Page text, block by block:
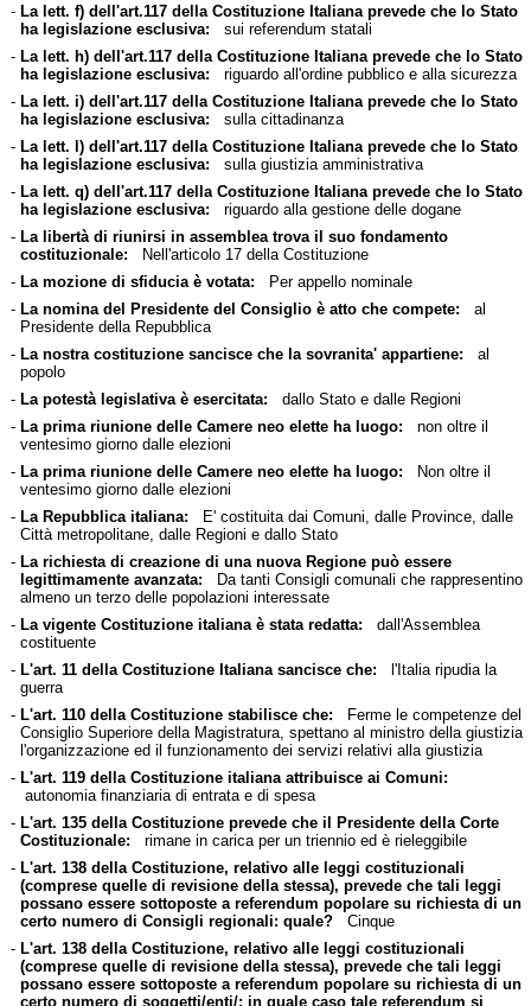
- La lett. f) dell'art.117 della Costituzione Italiana prevede che lo Stato
ha legislazione esclusiva: sui referendum statali
- La lett. h) dell'art.117 della Costituzione Italiana prevede che lo Stato
ha legislazione esclusiva: riguardo all'ordine pubblico e alla sicurezza
- La lett. i) dell'art.117 della Costituzione Italiana prevede che lo Stato
ha legislazione esclusiva: sulla cittadinanza
- La lett. l) dell'art.117 della Costituzione Italiana prevede che lo Stato
ha legislazione esclusiva: sulla giustizia amministrativa
- La lett. q) dell'art.117 della Costituzione Italiana prevede che lo Stato
ha legislazione esclusiva: riguardo alla gestione delle dogane
- La libertà di riunirsi in assemblea trova il suo fondamento
costituzionale: Nell'articolo 17 della Costituzione
- La mozione di sfiducia è votata: Per appello nominale
- La nomina del Presidente del Consiglio è atto che compete: al
Presidente della Repubblica
- La nostra costituzione sancisce che la sovranita' appartiene: al
popolo
- La potestà legislativa è esercitata: dallo Stato e dalle Regioni
- La prima riunione delle Camere neo elette ha luogo: non oltre il
ventesimo giorno dalle elezioni
- La prima riunione delle Camere neo elette ha luogo: Non oltre il
ventesimo giorno dalle elezioni
- La Repubblica italiana: E' costituita dai Comuni, dalle Province, dalle
Città metropolitane, dalle Regioni e dallo Stato
- La richiesta di creazione di una nuova Regione può essere
legittimamente avanzata: Da tanti Consigli comunali che rappresentino
almeno un terzo delle popolazioni interessate
- La vigente Costituzione italiana è stata redatta: dall'Assemblea
costituente
- L'art. 11 della Costituzione Italiana sancisce che: l'Italia ripudia la
guerra
- L'art. 110 della Costituzione stabilisce che: Ferme le competenze del
Consiglio Superiore della Magistratura, spettano al ministro della giustizia
l'organizzazione ed il funzionamento dei servizi relativi alla giustizia
- L'art. 119 della Costituzione italiana attribuisce ai Comuni:
autonomia finanziaria di entrata e di spesa
- L'art. 135 della Costituzione prevede che il Presidente della Corte
Costituzionale: rimane in carica per un triennio ed è rieleggibile
- L'art. 138 della Costituzione, relativo alle leggi costituzionali
(comprese quelle di revisione della stessa), prevede che tali leggi
possano essere sottoposte a referendum popolare su richiesta di un
certo numero di Consigli regionali: quale?Cinque
- L'art. 138 della Costituzione, relativo alle leggi costituzionali
(comprese quelle di revisione della stessa), prevede che tali leggi
possano essere sottoposte a referendum popolare su richiesta di un
certo numero di soggetti/enti/: in quale caso tale referendum si